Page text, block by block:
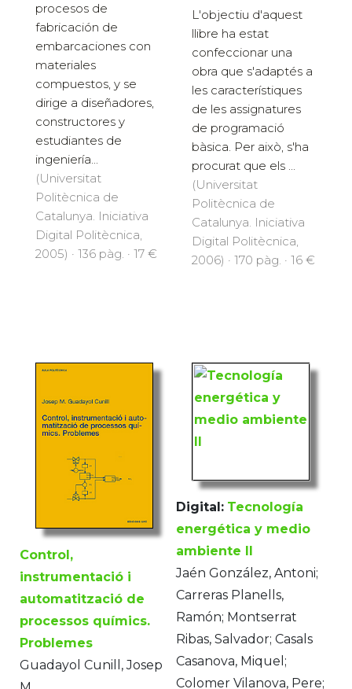
procesos de
fabricación de
embarcaciones con
materiales
compuestos, y se
dirige a diseñadores,
constructores y
estudiantes de
ingeniería...
(Universitat
Politècnica de
Catalunya. Iniciativa
Digital Politècnica,
2005) · 136 pàg. · 17 €
L'objectiu d'aquest
llibre ha estat
confeccionar una
obra que s'adaptés a
les característiques
de les assignatures
de programació
bàsica. Per això, s'ha
procurat que els ...
(Universitat
Politècnica de
Catalunya. Iniciativa
Digital Politècnica,
2006) · 170 pàg. · 16 €
Control,
instrumentació i
automatització de
processos químics.
Problemes
Guadayol Cunill, Josep
Digital: Tecnología
energética y medio
ambiente II
Jaén González, Antoni;
Carreras Planells,
Ramón; Montserrat
Ribas, Salvador; Casals
Casanova, Miquel;
Colomer Vilanova, Pere;